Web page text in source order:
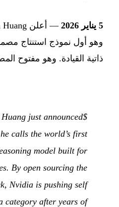
5 يناير 2026
وهو أول نموذج استنتاج
ذاتية القيادة. وهو مفتوح
Huang just announced
calls the world’s first
model built for
By open sourcing the
Nvidia is pushing self
category after years of